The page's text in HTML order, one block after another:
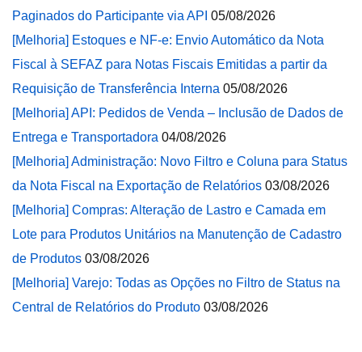
Paginados do Participante via API 05/08/2026
[Melhoria] Estoques e NF-e: Envio Automático da Nota
Fiscal à SEFAZ para Notas Fiscais Emitidas a partir da
Requisição de Transferência Interna 05/08/2026
[Melhoria] API: Pedidos de Venda – Inclusão de Dados de
Entrega e Transportadora 04/08/2026
[Melhoria] Administração: Novo Filtro e Coluna para Status
da Nota Fiscal na Exportação de Relatórios 03/08/2026
[Melhoria] Compras: Alteração de Lastro e Camada em
Lote para Produtos Unitários na Manutenção de Cadastro
de Produtos 03/08/2026
[Melhoria] Varejo: Todas as Opções no Filtro de Status na
Central de Relatórios do Produto 03/08/2026